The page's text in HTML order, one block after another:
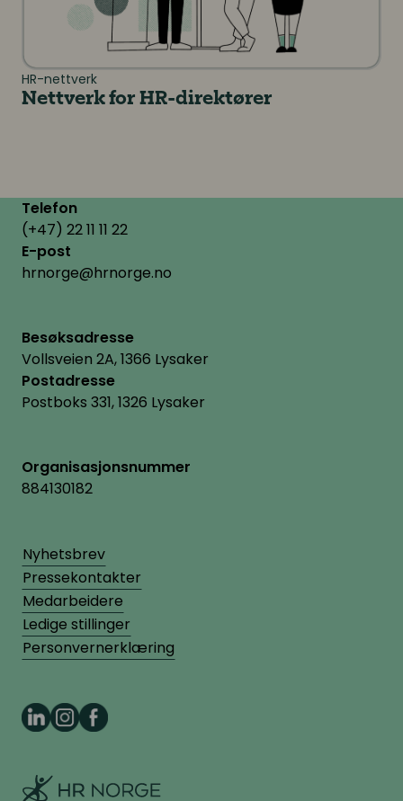
HR-nettverk
Nettverk for HR-direktører
Telefon
(+47) 22 11 11 22
E-post
hrnorge@hrnorge.no
Besøksadresse
Vollsveien 2A, 1366 Lysaker
Postadresse
Postboks 331, 1326 Lysaker
Organisasjonsnummer
884130182
Nyhetsbrev
Pressekontakter
Medarbeidere
Ledige stillinger
Personvernerklæring
HR Norge